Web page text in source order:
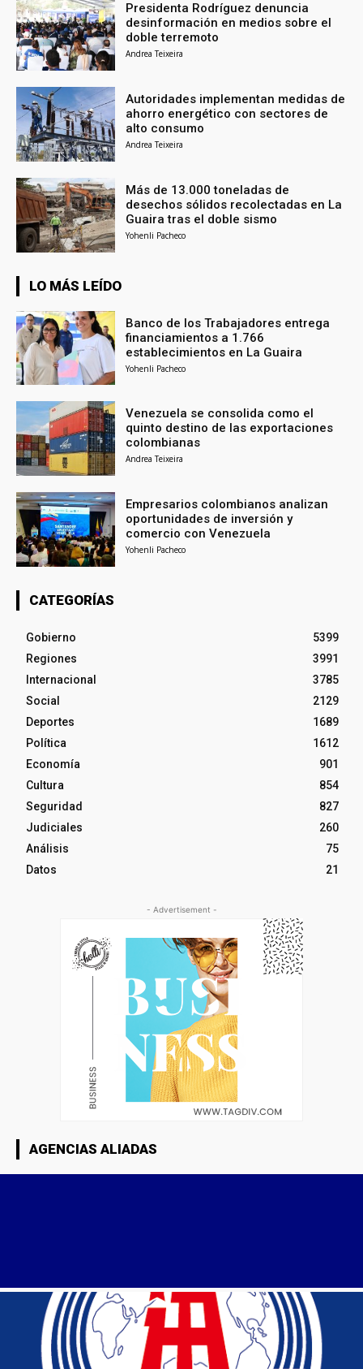
Presidenta Rodríguez denuncia
desinformación en medios sobre el
doble terremoto
Andrea Teixeira
Autoridades implementan medidas de
ahorro energético con sectores de
alto consumo
Andrea Teixeira
Más de 13.000 toneladas de
desechos sólidos recolectadas en La
Guaira tras el doble sismo
Yohenli Pacheco
LO MÁS LEÍDO
Banco de los Trabajadores entrega
financiamientos a 1.766
establecimientos en La Guaira
Yohenli Pacheco
Venezuela se consolida como el
quinto destino de las exportaciones
colombianas
Andrea Teixeira
Empresarios colombianos analizan
oportunidades de inversión y
comercio con Venezuela
Yohenli Pacheco
CATEGORÍAS
Gobierno
5399
Regiones
3991
Internacional
3785
Social
2129
Deportes
1689
Política
1612
Economía
901
Cultura
854
Seguridad
827
Judiciales
260
Análisis
75
Datos
21
- Advertisement -
AGENCIAS ALIADAS